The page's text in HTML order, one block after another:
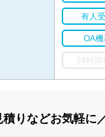
有人
OA機
24時間
りなどお気軽に